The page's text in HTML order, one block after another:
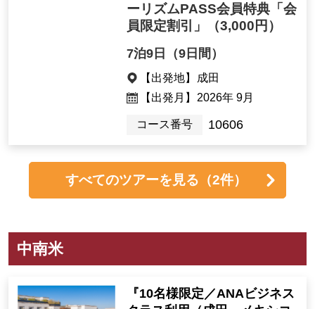
ーリズムPASS会員特典「会
員限定割引」
（3,000円）
7泊9日（9日間）
【出発地】
成田
【出発月】 2026年 9月
コース番号 10606
すべてのツアーを見る （2件）
中南米
『10名様限定／ANAビジネス